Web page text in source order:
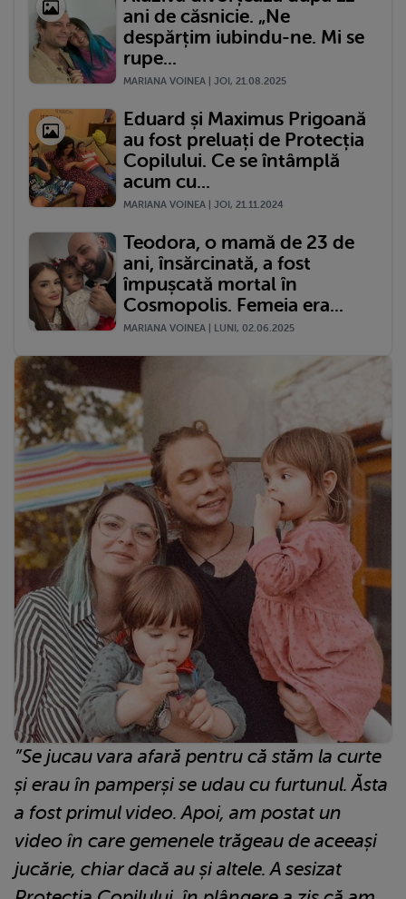
ani de căsnicie. „Ne
despărțim iubindu-ne. Mi se
rupe...
MARIANA VOINEA | JOI, 21.08.2025
Eduard și Maximus Prigoană
au fost preluați de Protecția
Copilului. Ce se întâmplă
acum cu...
MARIANA VOINEA | JOI, 21.11.2024
Teodora, o mamă de 23 de
ani, însărcinată, a fost
împușcată mortal în
Cosmopolis. Femeia era...
MARIANA VOINEA | LUNI, 02.06.2025
”Se jucau vara afară pentru că stăm la curte
și erau în pamperși se udau cu furtunul. Ăsta
a fost primul video. Apoi, am postat un
video în care gemenele trăgeau de aceeași
jucărie, chiar dacă au și altele. A sesizat